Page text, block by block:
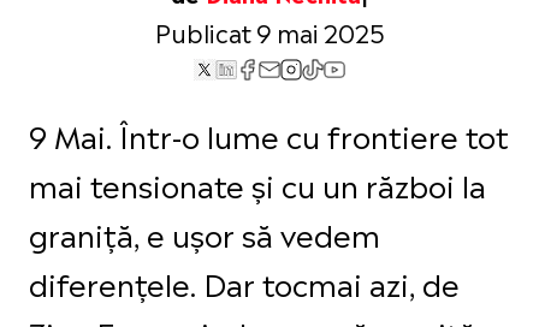
Publicat 9 mai 2025
9 Mai. Într-o lume cu frontiere tot
mai tensionate și cu un război la
graniță, e ușor să vedem
diferențele. Dar tocmai azi, de